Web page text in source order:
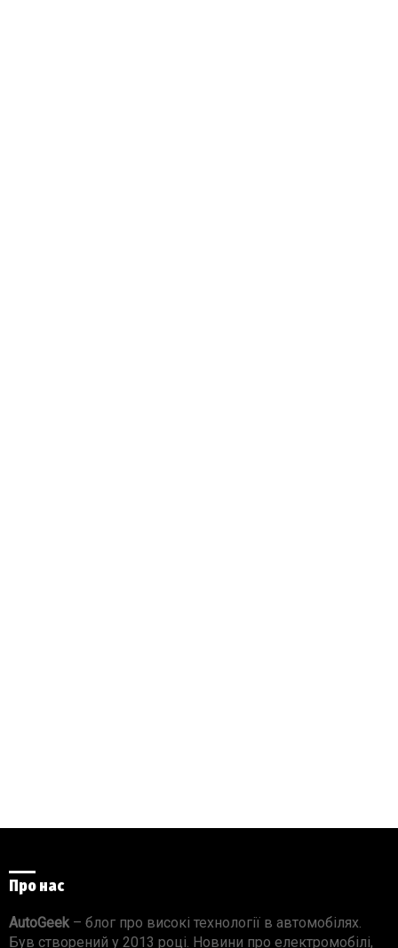
Про нас
AutoGeek – блог про високі технології в автомобілях.
Був створений у 2013 році. Новини про електромобілі,